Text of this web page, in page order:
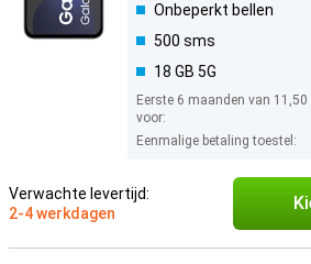
Onbeperkt bellen
500 sms
18 GB 5G
Eerste 6 maanden van 11,50
voor:
Eenmalige betaling toestel:
Verwachte levertijd:
2-4 werkdagen